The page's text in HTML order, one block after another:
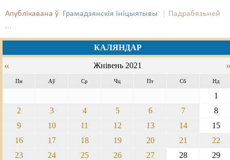
Апублікавана ў Грамадзянскія ініцыятывы
Падрабязьней
...
КАЛЯНДАР
« Жнівень 2021
Пн Аў Ср Чц Пт Сб Нд
1
2
3 4 5 6 7
8
9
10 11 12 13 14
15
16
17 18 19 20 21
22
23
24 25 26 27 28
29